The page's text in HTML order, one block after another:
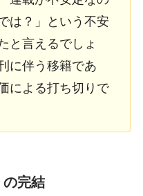
は？」という不安
と言えるでしょ
に伴う移籍であ
による打ち切りで
完結